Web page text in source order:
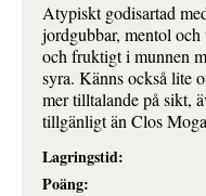
Atypiskt godisartad
jordgubbar, mentol
och fruktigt i munnen
syra. Känns också lite
mer tilltalande på sikt,
tillgänligt än Clos
Lagringstid:
Poäng: